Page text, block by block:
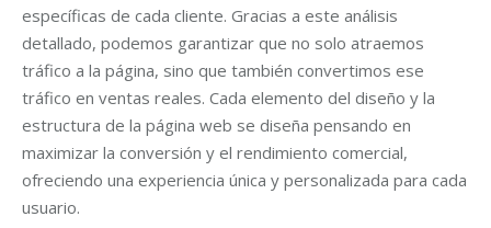
específicas de cada cliente. Gracias a este análisis
detallado, podemos garantizar que no solo atraemos
tráfico a la página, sino que también convertimos ese
tráfico en ventas reales. Cada elemento del diseño y la
estructura de la página web se diseña pensando en
maximizar la conversión y el rendimiento comercial,
ofreciendo una experiencia única y personalizada para cada
usuario.